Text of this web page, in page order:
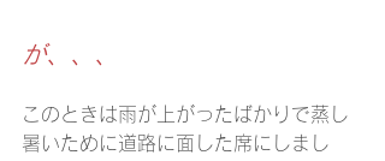
が、、、
このときは雨が上がったばかりで蒸し
暑いために道路に面した席にしまし